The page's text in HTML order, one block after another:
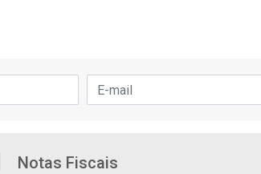
Notas Fiscais